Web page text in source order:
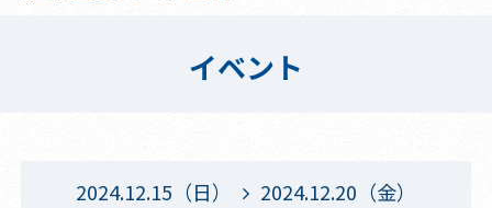
イベント
2024.12.15（日） 2024.12.20（金）